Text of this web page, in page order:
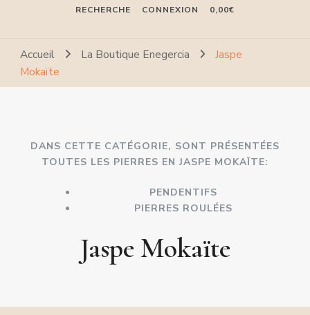
RECHERCHE CONNEXION 0,00€
Accueil La Boutique Enegercia
Jaspe
Mokaïte
DANS CETTE CATÉGORIE, SONT PRÉSENTÉES
TOUTES LES PIERRES EN JASPE MOKAÏTE:
PENDENTIFS
PIERRES ROULÉES
Jaspe Mokaïte